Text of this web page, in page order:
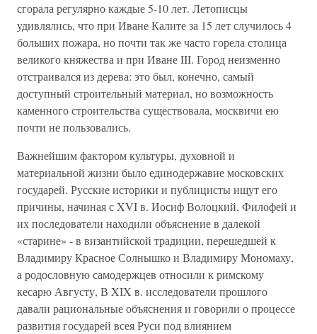
сгорала регулярно каждые 5-10 лет. Летописцы
удивлялись, что при Иване Калите за 15 лет случилось 4
больших пожара, но почти так же часто горела столица
великого княжества и при Иване III. Город неизменно
отстраивался из дерева: это был, конечно, самый
доступный строительный материал, но возможность
каменного строительства существовала, москвичи ею
почти не пользовались.
Важнейшим фактором культуры, духовной и
материальной жизни было единодержавие московских
государей. Русские историки и публицисты ищут его
причины, начиная с XVI в. Иосиф Волоцкий, Филофей и
их последователи находили объяснение в далекой
«старине» - в византийской традиции, перешедшей к
Владимиру Красное Солнышко и Владимиру Мономаху,
а родословную самодержцев относили к римскому
кесарю Августу, В XIX в. исследователи прошлого
давали рациональные объяснения и говорили о процессе
развития государей всея Руси под влиянием